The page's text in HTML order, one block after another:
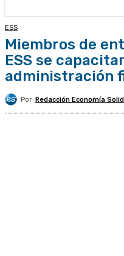
ESS
Miembros de
ESS se
administración
Por Redacción Economía